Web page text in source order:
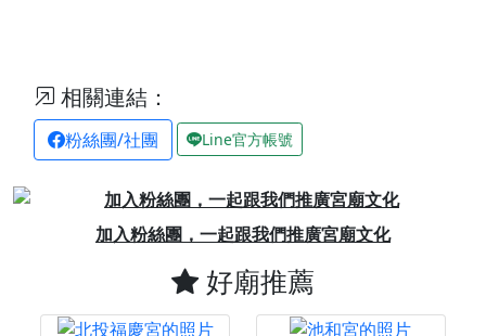
相關連結：
粉絲團/社團 Line官方帳號
好廟拍攝，記錄活動的每一個感動時刻
Previous
好廟推薦